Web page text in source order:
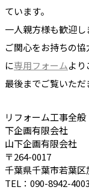
ています。
一人親方様も歓迎し
ご関心をお持ちの
に専用フォームより
最後までご覧いただ
リフォーム工事全
下企画有限会社
山下企画有限会社
〒264-0017
千葉県千葉市若葉
TEL：090-8942-